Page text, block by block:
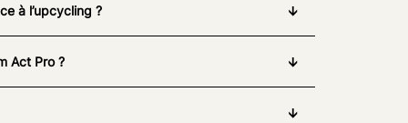
à l’upcycling ?
Act Pro ?